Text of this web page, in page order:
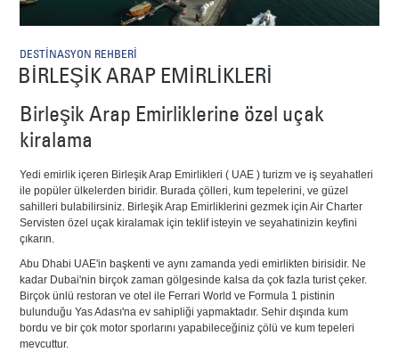
DESTİNASYON REHBERİ
BİRLEŞİK ARAP EMİRLİKLERİ
Birleşik Arap Emirliklerine özel uçak
kiralama
Yedi emirlik içeren Birleşik Arap Emirlikleri ( UAE ) turizm ve iş seyahatleri
ile popüler ülkelerden biridir. Burada çölleri, kum tepelerini, ve güzel
sahilleri bulabilirsiniz. Birleşik Arap Emirliklerini gezmek için Air Charter
Servisten özel uçak kiralamak için teklif isteyin ve seyahatinizin keyfini
çıkarın.
Abu Dhabi UAE'in başkenti ve aynı zamanda yedi emirlikten birisidir. Ne
kadar Dubai'nin birçok zaman gölgesinde kalsa da çok fazla turist çeker.
Birçok ünlü restoran ve otel ile Ferrari World ve Formula 1 pistinin
bulunduğu Yas Adası'na ev sahipliği yapmaktadır. Sehir dışında kum
bordu ve bir çok motor sporlarını yapabileceğiniz çölü ve kum tepeleri
mevcuttur.